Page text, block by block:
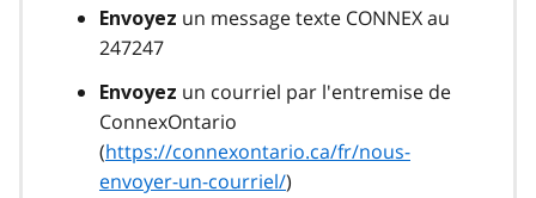
Envoyez un message texte CONNEX au
247247
Envoyez un courriel par l'entremise de
ConnexOntario
(https://connexontario.ca/fr/nous-
envoyer-un-courriel/)